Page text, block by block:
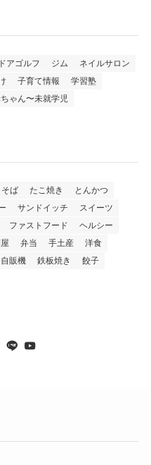
アゴルフ ジム
ネイルサロン
子育て情報
学習塾
ゃん〜未就学児
そば たこ焼き
とんかつ
サンドイッチ
スイーツ
ファストフード
ヘルシー
弁当 手土産
洋食
自販機 鉄板焼き 餃子